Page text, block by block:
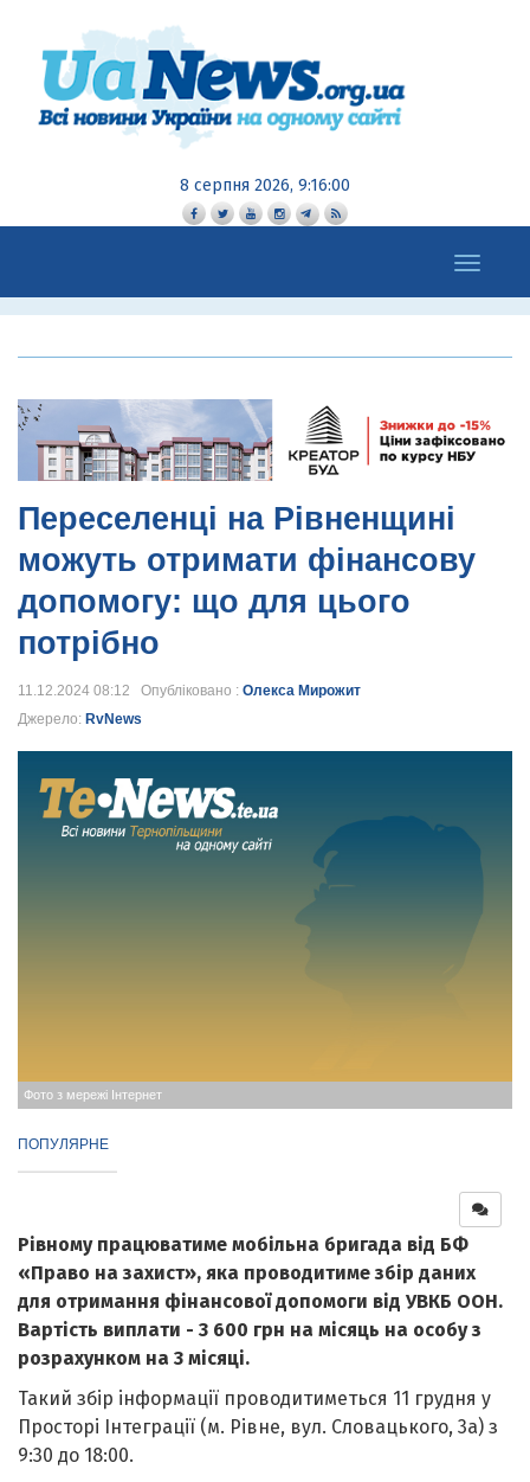
8 серпня 2026, 9:16:01
Toggle
navigation
Переселенці на Рівненщині
можуть отримати фінансову
допомогу: що для цього
потрібно
11.12.2024 08:12 Опубліковано : Олекса Мирожит
Джерело: RvNews
Фото з мережі Інтернет
ПОПУЛЯРНЕ
Рівному працюватиме мобільна бригада від БФ
«Право на захист», яка проводитиме збір даних
для отримання фінансової допомоги від УВКБ ООН.
Вартість виплати - 3 600 грн на місяць на особу з
розрахунком на 3 місяці.
Такий збір інформації проводитиметься 11 грудня у
Просторі Інтеграції (м. Рівне, вул. Словацького, 3а) з
9:30 до 18:00.